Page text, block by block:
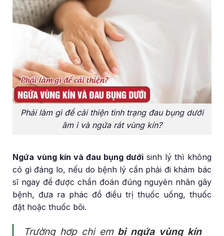
Phải làm gì để cải thiện tình trạng đau bụng dưới
âm ỉ và ngứa rát vùng kín?
Ngứa vùng kín và đau bụng dưới sinh lý thì không
có gì đáng lo, nếu do bệnh lý cần phải đi khám bác
sĩ ngay để được chẩn đoán đúng nguyên nhân gây
bệnh, đưa ra phác đồ điều trị thuốc uống, thuốc
đặt hoặc thuốc bôi.
Trường hợp chị em bị ngứa vùng kín